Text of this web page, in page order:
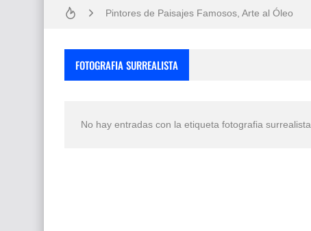
Pintores de Paisajes Famosos, Arte al Óleo
FOTOGRAFIA SURREALISTA
No hay entradas con la etiqueta fotografia surrealista